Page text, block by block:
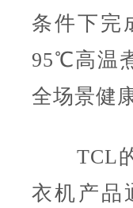
条件下完
95℃高温
全场景健
TCL的“
衣机产品